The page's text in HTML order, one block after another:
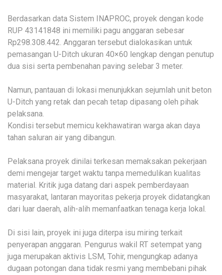
Berdasarkan data Sistem INAPROC, proyek dengan kode
RUP 43141848 ini memiliki pagu anggaran sebesar
Rp298.308.442. Anggaran tersebut dialokasikan untuk
pemasangan U-Ditch ukuran 40×60 lengkap dengan penutup
dua sisi serta pembenahan paving selebar 3 meter.
Namun, pantauan di lokasi menunjukkan sejumlah unit beton
U-Ditch yang retak dan pecah tetap dipasang oleh pihak
pelaksana.
Kondisi tersebut memicu kekhawatiran warga akan daya
tahan saluran air yang dibangun.
Pelaksana proyek dinilai terkesan memaksakan pekerjaan
demi mengejar target waktu tanpa memedulikan kualitas
material. Kritik juga datang dari aspek pemberdayaan
masyarakat, lantaran mayoritas pekerja proyek didatangkan
dari luar daerah, alih-alih memanfaatkan tenaga kerja lokal.
Di sisi lain, proyek ini juga diterpa isu miring terkait
penyerapan anggaran. Pengurus wakil RT setempat yang
juga merupakan aktivis LSM, Tohir, mengungkap adanya
dugaan potongan dana tidak resmi yang membebani pihak